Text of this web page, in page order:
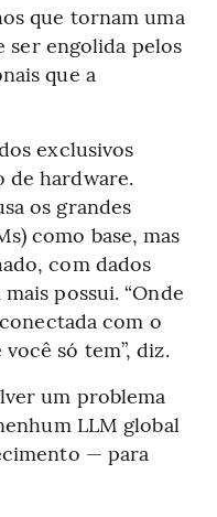
que tornam uma
ser engolida pelos
que a
exclusivos
de hardware.
os grandes
como base, mas
com dados
possui. “Onde
com o
só tem”, diz.
um problema
LLM global
— para